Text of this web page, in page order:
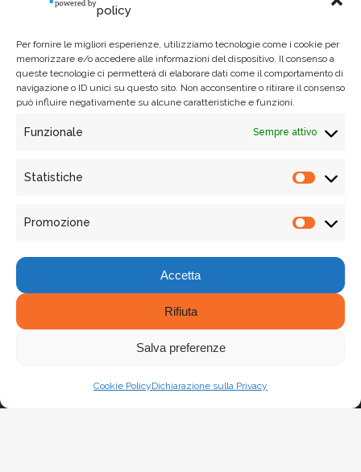
policy
Per fornire le migliori esperienze, utilizziamo tecnologie come i cookie per
memorizzare e/o accedere alle informazioni del dispositivo. Il consenso a
queste tecnologie ci permetterà di elaborare dati come il comportamento di
navigazione o ID unici su questo sito. Non acconsentire o ritirare il consenso
può influire negativamente su alcune caratteristiche e funzioni.
Funzionale Sempre attivo
Statistiche
Promozione
Accetta
Rifiuta
Salva preferenze
Cookie PolicyDichiarazione sulla Privacy
Phone: +39 06 90 21 26 55
SEGUICI
LinkedIn
X Facebook